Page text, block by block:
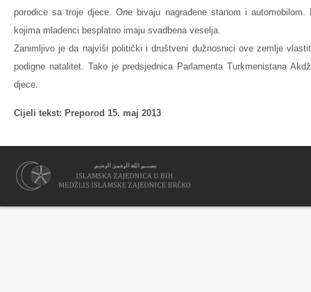
porodice sa troje djece. One bivaju nagrađene stanom i automobilom.
kojima mladenci besplatno imaju svadbena veselja.
Zanimljivo je da najviši politički i društveni dužnosnici ove zemlje
podigne natalitet. Tako je predsjednica Parlamenta Turkmenistana
djece.
Cijeli tekst: Preporod 15. maj 2013